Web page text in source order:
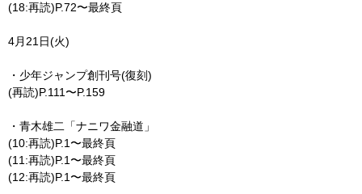
(18:再読)P.72〜最終頁
4月21日(火)
・少年ジャンプ創刊号(復刻)
(再読)P.111〜P.159
・青木雄二「ナニワ金融道」
(10:再読)P.1〜最終頁
(11:再読)P.1〜最終頁
(12:再読)P.1〜最終頁